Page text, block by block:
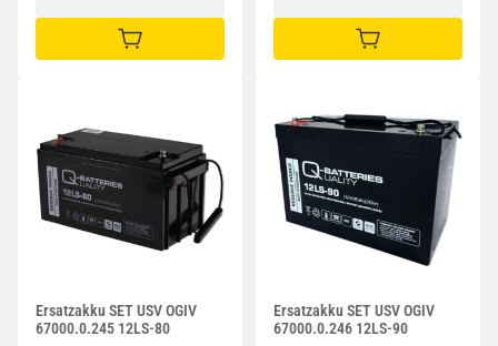
IN DEN WARENKORB IN DEN WARENKORB
Ersatzakku SET USV OGIV
67000.0.245 12LS-80
Ersatzakku SET USV OGIV
67000.0.246 12LS-90